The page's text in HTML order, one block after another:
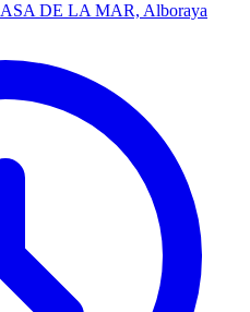
DE LA MAR, Alboraya